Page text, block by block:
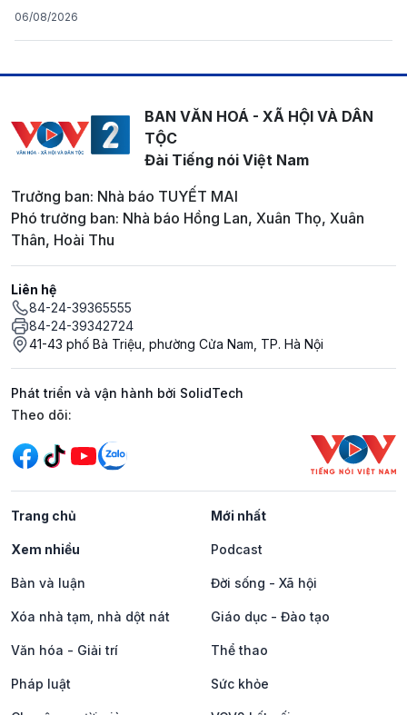
06/08/2026
BAN VĂN HOÁ - XÃ HỘI VÀ DÂN
TỘC
Đài Tiếng nói Việt Nam
Trưởng ban: Nhà báo TUYẾT MAI
Phó trưởng ban: Nhà báo Hồng Lan, Xuân Thọ, Xuân
Thân, Hoài Thu
Liên hệ
84-24-39365555
84-24-39342724
41-43 phố Bà Triệu, phường Cửa Nam, TP. Hà Nội
Phát triển và vận hành bởi SolidTech
Mạng xã hội
Theo dõi:
Trang chủ Mới nhất
Xem nhiều Podcast
Bàn và luận Đời sống - Xã hội
Xóa nhà tạm, nhà dột nát Giáo dục - Đào tạo
Văn hóa - Giải trí Thể thao
Pháp luật Sức khỏe